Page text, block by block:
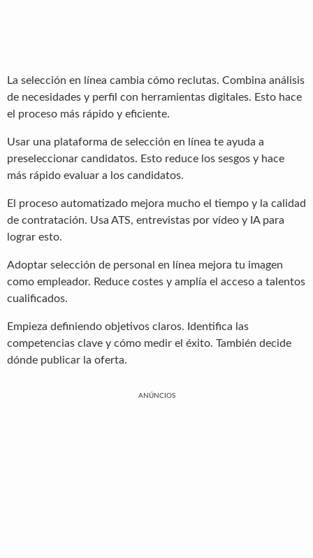
La selección en línea cambia cómo reclutas. Combina análisis
de necesidades y perfil con herramientas digitales. Esto hace
el proceso más rápido y eficiente.
Usar una plataforma de selección en línea te ayuda a
preseleccionar candidatos. Esto reduce los sesgos y hace
más rápido evaluar a los candidatos.
El proceso automatizado mejora mucho el tiempo y la calidad
de contratación. Usa ATS, entrevistas por vídeo y IA para
lograr esto.
Adoptar selección de personal en línea mejora tu imagen
como empleador. Reduce costes y amplía el acceso a talentos
cualificados.
Empieza definiendo objetivos claros. Identifica las
competencias clave y cómo medir el éxito. También decide
dónde publicar la oferta.
ANÚNCIOS